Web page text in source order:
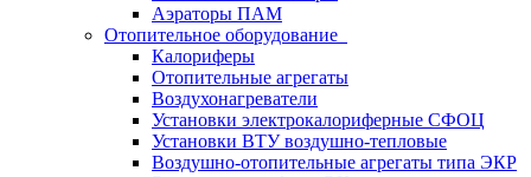
Аэраторы ПАМ
Отопительное оборудование
Калориферы
Отопительные агрегаты
Воздухонагреватели
Установки электрокалориферные СФОЦ
Установки ВТУ воздушно-тепловые
Воздушно-отопительные агрегаты типа ЭКР